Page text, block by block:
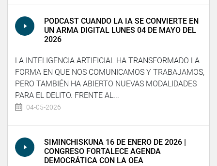
PODCAST CUANDO LA IA SE CONVIERTE EN
UN ARMA DIGITAL LUNES 04 DE MAYO DEL
2026
LA INTELIGENCIA ARTIFICIAL HA TRANSFORMADO LA
FORMA EN QUE NOS COMUNICAMOS Y TRABAJAMOS,
PERO TAMBIÉN HA ABIERTO NUEVAS MODALIDADES
PARA EL DELITO. FRENTE AL...
04-05-2026
SIMINCHISKUNA 16 DE ENERO DE 2026 |
CONGRESO FORTALECE AGENDA
DEMOCRÁTICA CON LA OEA